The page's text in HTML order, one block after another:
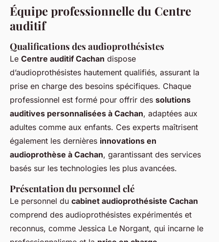
Équipe professionnelle du Centre
auditif
Qualifications des audioprothésistes
Le Centre auditif Cachan dispose
d’audioprothésistes hautement qualifiés, assurant la
prise en charge des besoins spécifiques. Chaque
professionnel est formé pour offrir des solutions
auditives personnalisées à Cachan, adaptées aux
adultes comme aux enfants. Ces experts maîtrisent
également les dernières innovations en
audioprothèse à Cachan, garantissant des services
basés sur les technologies les plus avancées.
Présentation du personnel clé
Le personnel du cabinet audioprothésiste Cachan
comprend des audioprothésistes expérimentés et
reconnus, comme Jessica Le Norgant, qui incarne le